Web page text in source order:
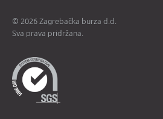
© 2026 Zagrebačka burza d.d.
Sva prava pridržana.